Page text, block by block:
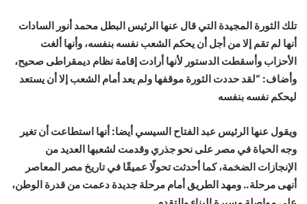
تلك الثورة المجيدة التي قال عنها الرئيس البطل محمد أنور السادات
أنها لم تقم إلا من أجل أن يحكم الشعب نفسه بنفسه، وأنها ألغت
الأحزاب وأسقطت الدستور لأنها أرادت إقامة نظام ديمقراطى صحيح،
وأضاف: “لقد حددت الثورة موقفها ولم يعد أمام الشعب إلا أن يستعد
ليحكم نفسه بنفسه
ويقول عنها الرئيس عبد الفتاح السيسي أيضا: أنها استطاعت أن تغير
وجه الحياة في مصر على نحو جذري وقدمت لشعبها العديد من
الإنجازات الضخمة، كما أحدثت تحولًا عميقًا في تاريخ مصر المعاصر
أنهى مرحلة.. ومهد الطريق أمام مرحلة جديدة دعمت من قدرة الوطن،